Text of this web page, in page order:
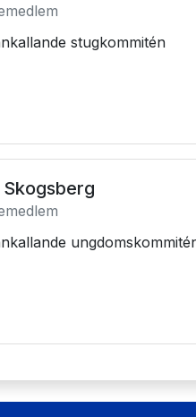
stugkommitén